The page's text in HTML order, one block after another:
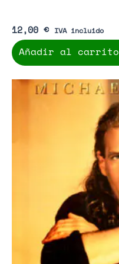
12,00 € IVA incluido
Añadir al carrito